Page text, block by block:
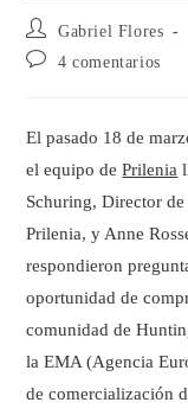
Gabriel Flores
4 comentarios
El pasado 18 de
el equipo dePrilenia
Schuring, Director
Prilenia, y Anne
respondieron
oportunidad de
comunidad de
la EMA (Agencia
de comercialización